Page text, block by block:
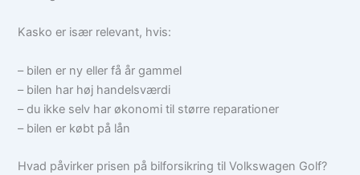
Kasko er især relevant, hvis:
– bilen er ny eller få år gammel
– bilen har høj handelsværdi
– du ikke selv har økonomi til større reparationer
– bilen er købt på lån
Hvad påvirker prisen på bilforsikring til Volkswagen Golf?